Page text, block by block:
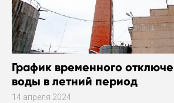
График временного
воды в летний период
14 апреля 2024